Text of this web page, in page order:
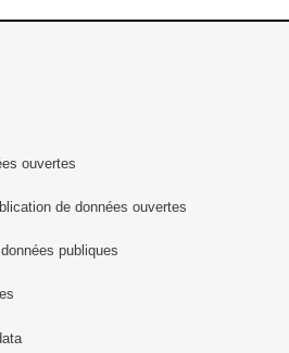
ouvertes
de données ouvertes
publiques